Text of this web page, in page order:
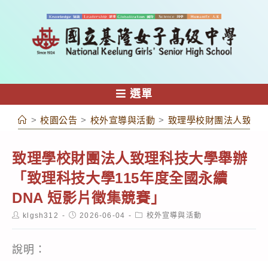
容
選單
> 校園公告 > 校外宣導與活動 > 致理學校財團法人致理
致理學校財團法人致理科技大學舉辦
「致理科技大學115年度全國永續
DNA 短影片徵集競賽」
Postklgsh312
Post2026-06-04
Post校外宣導與活動
說明：